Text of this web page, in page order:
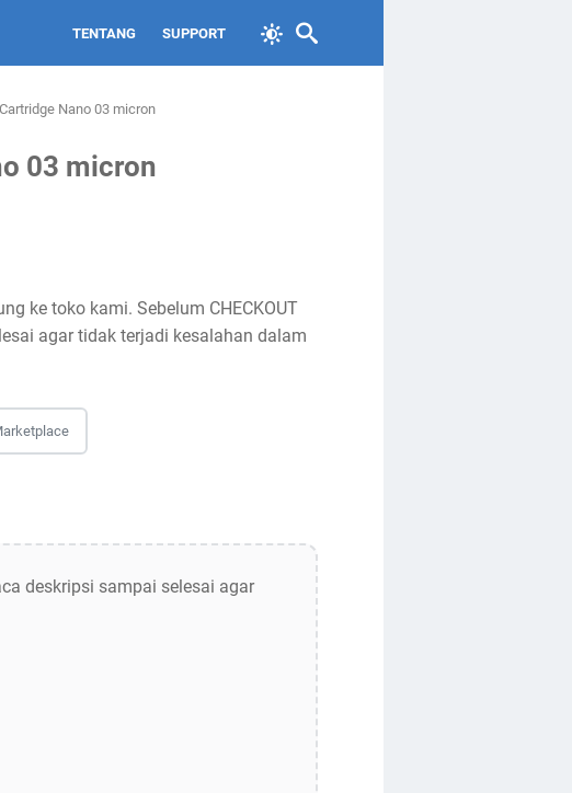
TENTANG SUPPORT
Nano 03 micron
03 micron
ke toko kami. Sebelum CHECKOUT
agar tidak terjadi kesalahan dalam
deskripsi sampai selesai agar